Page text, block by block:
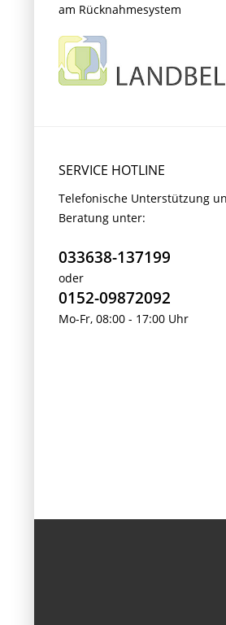
am Rücknahmesystem
SERVICE HOTLINE
Telefonische Unterstützung
Beratung unter:
033638-137199
oder
0152-09872092
Mo-Fr, 08:00 - 17:00 Uhr